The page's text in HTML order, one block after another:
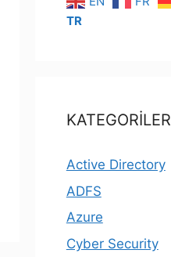
TR
KATEGORİLER
Active Directory
ADFS
Azure
Cyber Security